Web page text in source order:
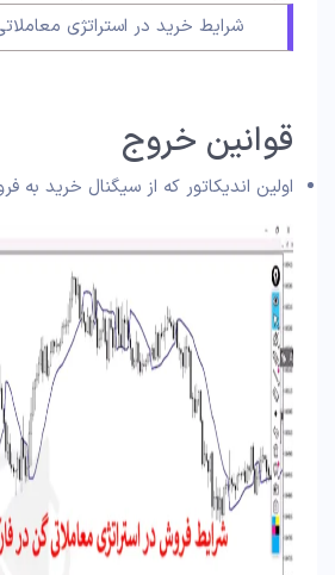
شرایط خرید در استراتژی
قوانین خروج
اولین اندیکاتور که از سیگنال خرید به